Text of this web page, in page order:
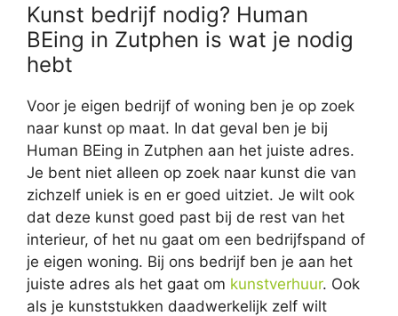
Kunst bedrijf nodig? Human
BEing in Zutphen is wat je nodig
hebt
Voor je eigen bedrijf of woning ben je op zoek
naar kunst op maat. In dat geval ben je bij
Human BEing in Zutphen aan het juiste adres.
Je bent niet alleen op zoek naar kunst die van
zichzelf uniek is en er goed uitziet. Je wilt ook
dat deze kunst goed past bij de rest van het
interieur, of het nu gaat om een bedrijfspand of
je eigen woning. Bij ons bedrijf ben je aan het
juiste adres als het gaat om kunstverhuur. Ook
als je kunststukken daadwerkelijk zelf wilt